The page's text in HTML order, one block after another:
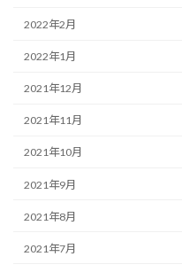
2022年2月
2022年1月
2021年12月
2021年11月
2021年10月
2021年9月
2021年8月
2021年7月